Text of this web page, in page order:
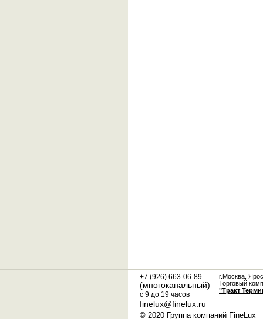
+7 (926) 663-06-89
(многоканальный)
с 9 до 19 часов
finelux@finelux.ru
г.Москва,
Торговый
"Тракт
© 2020 Группа компаний FineLux